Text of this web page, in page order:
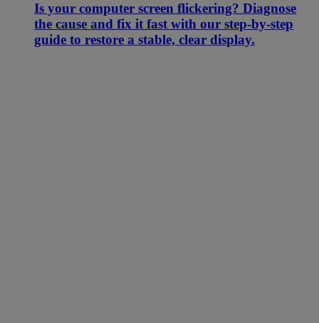
Is your computer screen flickering? Diagnose
the cause and fix it fast with our step-by-step
guide to restore a stable, clear display.